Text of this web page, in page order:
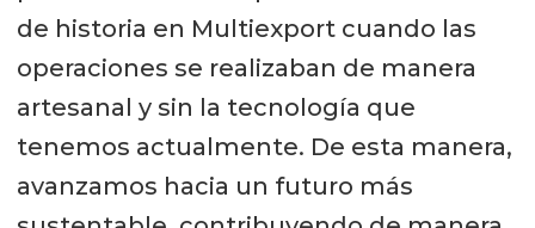
de historia en Multiexport cuando las
operaciones se realizaban de manera
artesanal y sin la tecnología que
tenemos actualmente. De esta manera,
avanzamos hacia un futuro más